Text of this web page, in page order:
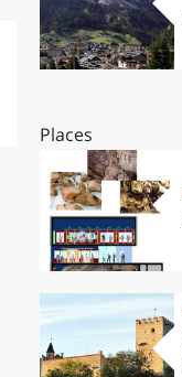
Places